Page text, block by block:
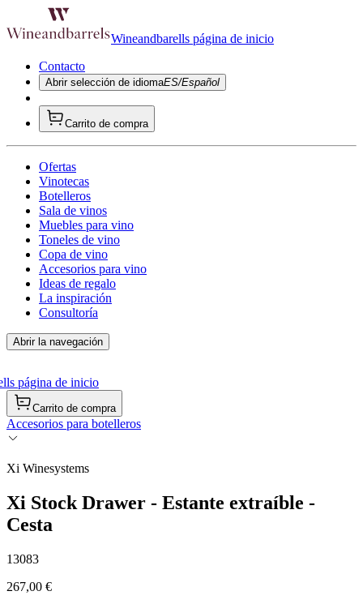
Wineandbarells página de inicio
Contacto
Abrir selección de idiomaES/Español
Carrito de compra
Ofertas
Vinotecas
Botelleros
Sala de vinos
Muebles para vino
Toneles de vino
Copa de vino
Accesorios para vino
Ideas de regalo
La inspiración
Consultoría
Abrir la navegación
página de inicio
Carrito de compra
Accesorios para botelleros
Xi Winesystems
Xi Stock Drawer - Estante extraíble -
Cesta
13083
267,00 €